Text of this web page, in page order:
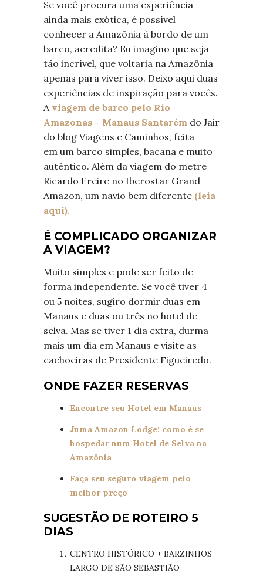
Se você procura uma experiência
ainda mais exótica, é possível
conhecer a Amazônia à bordo de um
barco, acredita? Eu imagino que seja
tão incrível, que voltaria na Amazônia
apenas para viver isso. Deixo aqui duas
experiências de inspiração para vocês.
A viagem de barco pelo Rio
Amazonas – Manaus Santarém do Jair
do blog Viagens e Caminhos, feita
em um barco simples, bacana e muito
autêntico. Além da viagem do metre
Ricardo Freire no Iberostar Grand
Amazon, um navio bem diferente (leia
aqui).
É COMPLICADO ORGANIZAR
A VIAGEM?
Muito simples e pode ser feito de
forma independente. Se você tiver 4
ou 5 noites, sugiro dormir duas em
Manaus e duas ou três no hotel de
selva. Mas se tiver 1 dia extra, durma
mais um dia em Manaus e visite as
cachoeiras de Presidente Figueiredo.
ONDE FAZER RESERVAS
Encontre seu Hotel em Manaus
Juma Amazon Lodge: como é se
hospedar num Hotel de Selva na
Amazônia
Faça seu seguro viagem pelo
melhor preço
SUGESTÃO DE ROTEIRO 5
DIAS
CENTRO HISTÓRICO + BARZINHOS
LARGO DE SÃO SEBASTIÃO